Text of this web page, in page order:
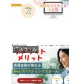
ITスクール